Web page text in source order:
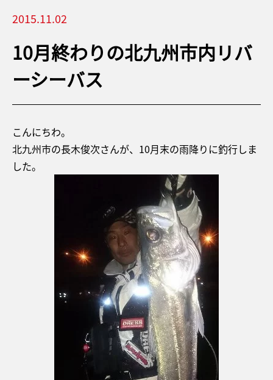
2015.11.02
10月終わりの北九州市内リバ
ーシーバス
こんにちわ。
北九州市の長木俊次さんが、10月末の雨降りに釣行しま
した。